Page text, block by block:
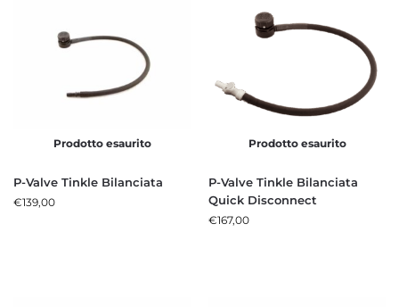
Prodotto esaurito
P-Valve Tinkle Bilanciata
€139,00
Prodotto esaurito
P-Valve Tinkle Bilanciata
Quick Disconnect
€167,00